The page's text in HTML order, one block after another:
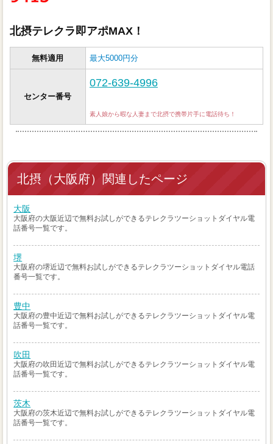
北摂テレクラ即アポMAX！
無料適用 最大5000円分
センター番号
072-639-4996
素人娘から暇な人妻まで北摂で携帯片手に電話待ち！
北摂（大阪府）関連したページ
大阪
大阪府の大阪近辺で無料お試しができるテレクラツーショットダイヤル電
話番号一覧です。
堺
大阪府の堺近辺で無料お試しができるテレクラツーショットダイヤル電話
番号一覧です。
豊中
大阪府の豊中近辺で無料お試しができるテレクラツーショットダイヤル電
話番号一覧です。
吹田
大阪府の吹田近辺で無料お試しができるテレクラツーショットダイヤル電
話番号一覧です。
茨木
大阪府の茨木近辺で無料お試しができるテレクラツーショットダイヤル電
話番号一覧です。